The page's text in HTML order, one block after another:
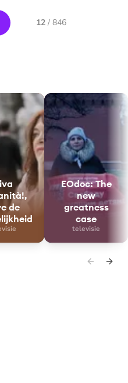
12/ 846
de
Leve de menselijkheid
televisie
EOdoc: The
new
greatness
case
EOdoc: The new